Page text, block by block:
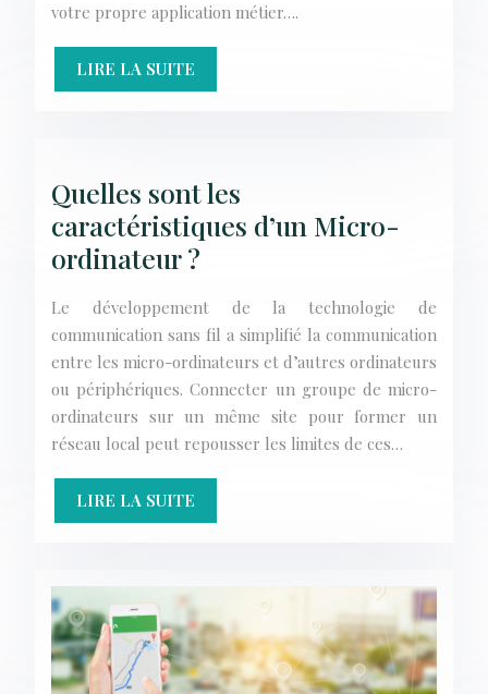
votre propre application métier….
LIRE LA SUITE
Quelles sont les
caractéristiques d’un Micro-
ordinateur ?
Le développement de la technologie de
communication sans fil a simplifié la communication
entre les micro-ordinateurs et d’autres ordinateurs
ou périphériques. Connecter un groupe de micro-
ordinateurs sur un même site pour former un
réseau local peut repousser les limites de ces…
LIRE LA SUITE